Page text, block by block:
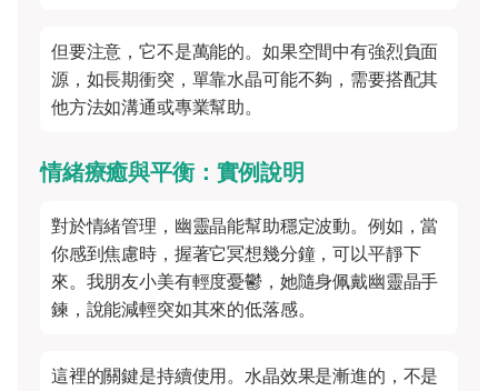
但要注意，它不是萬能的。如果空間中有強烈負面
源，如長期衝突，單靠水晶可能不夠，需要搭配其
他方法如溝通或專業幫助。
情緒療癒與平衡：實例說明
對於情緒管理，幽靈晶能幫助穩定波動。例如，當
你感到焦慮時，握著它冥想幾分鐘，可以平靜下
來。我朋友小美有輕度憂鬱，她隨身佩戴幽靈晶手
鍊，說能減輕突如其來的低落感。
這裡的關鍵是持續使用。水晶效果是漸進的，不是